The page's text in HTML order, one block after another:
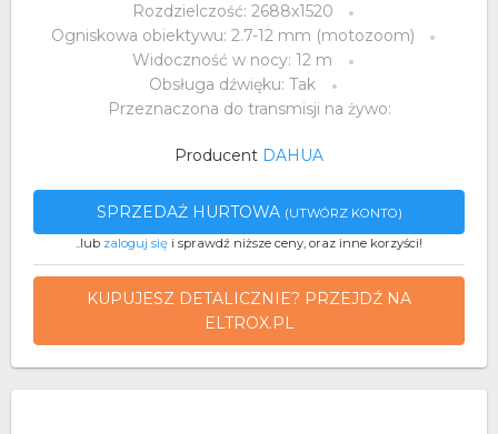
Rozdzielczość: 2688x1520
Ogniskowa obiektywu: 2.7-12 mm (motozoom)
Widoczność w nocy: 12 m
Obsługa dźwięku: Tak
Przeznaczona do transmisji na żywo:
Producent DAHUA
SPRZEDAŻ HURTOWA (UTWÓRZ KONTO)
..lub zaloguj się i sprawdź niższe ceny, oraz inne korzyści!
KUPUJESZ DETALICZNIE? PRZEJDŹ NA
ELTROX.PL